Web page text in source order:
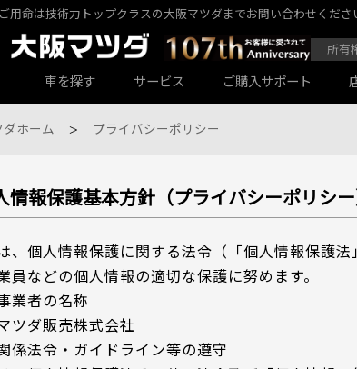
用命は技術力トップクラスの大阪マツダまでお問い合わせくださ
所有
車を探す
ナップ一覧
サービス
アフターケアTOP
ご購入サポート
店舗一覧
ホーム プライバシーポリシー
情報保護基本方針（プライバシーポリシー
、個人情報保護に関する法令（「個人情報保護
員などの個人情報の適切な保護に努めます。
業者の名称
ツダ販売株式会社
係法令・ガイドライン等の遵守